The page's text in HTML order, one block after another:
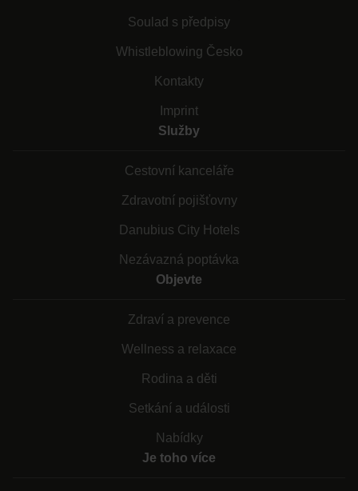
Soulad s předpisy
Whistleblowing Česko
Kontakty
Imprint
Služby
Cestovní kanceláře
Zdravotní pojišťovny
Danubius City Hotels
Nezávazná poptávka
Objevte
Zdraví a prevence
Wellness a relaxace
Rodina a děti
Setkání a události
Nabídky
Je toho více